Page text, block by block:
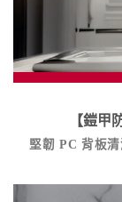
【鎧甲
堅韌 PC 背板